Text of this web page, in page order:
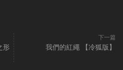
形
下一篇
我們的紅繩 【冷狐版】